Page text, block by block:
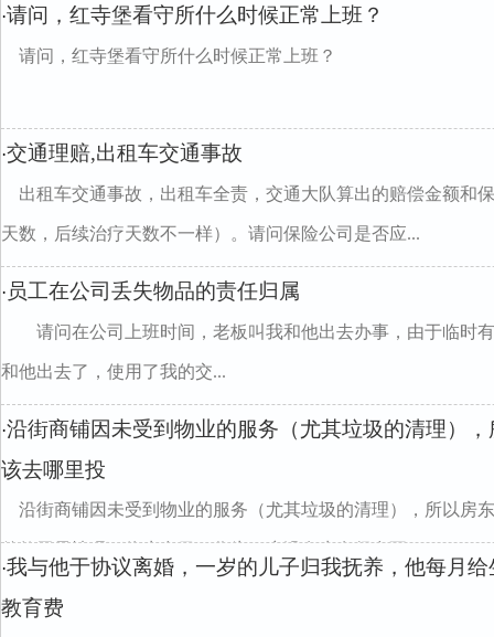
·请问，红寺堡看守所什么时候正常上班？
请问，红寺堡看守所什么时候正常上班？
·交通理赔,出租车交通事故
出租车交通事故，出租车全责，交通大队算出的赔偿金额和
天数，后续治疗天数不一样）。请问保险公司是否应...
· 员工在公司丢失物品的责任归属
请问在公司上班时间，老板叫我和他出去办事，由于临时
和他出去了，使用了我的交...
·沿街商铺因未受到物业的服务（尤其垃圾的清理）
该去哪里投
沿街商铺因未受到物业的服务（尤其垃圾的清理），所以房
催款无果情况下停水多日，作为租户没有水有很多不...
·我与他于协议离婚，一岁的儿子归我抚养，他每月
教育费